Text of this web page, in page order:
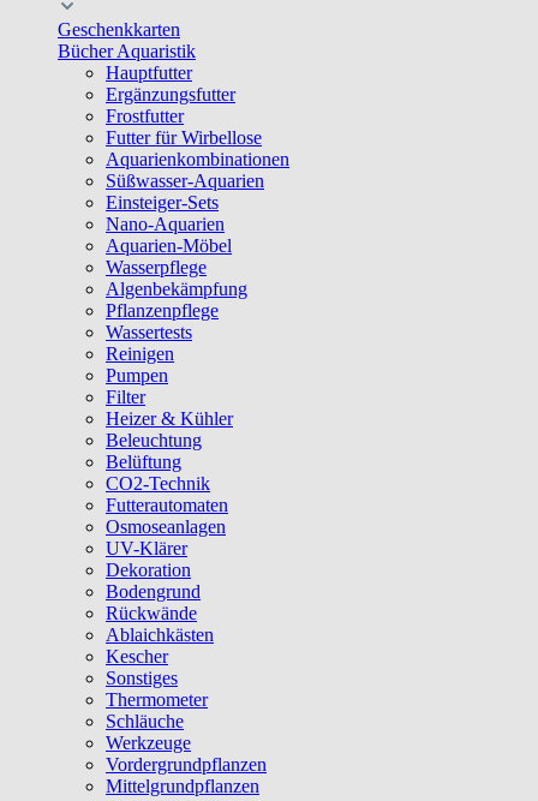
Geschenkkarten
Bücher Aquaristik
Hauptfutter
Ergänzungsfutter
Frostfutter
Futter für Wirbellose
Aquarienkombinationen
Süßwasser-Aquarien
Einsteiger-Sets
Nano-Aquarien
Aquarien-Möbel
Wasserpflege
Algenbekämpfung
Pflanzenpflege
Wassertests
Reinigen
Pumpen
Filter
Heizer & Kühler
Beleuchtung
Belüftung
CO2-Technik
Futterautomaten
Osmoseanlagen
UV-Klärer
Dekoration
Bodengrund
Rückwände
Ablaichkästen
Kescher
Sonstiges
Thermometer
Schläuche
Werkzeuge
Vordergrundpflanzen
Mittelgrundpflanzen